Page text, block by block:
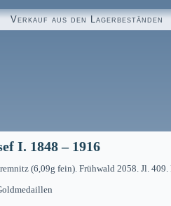
Verkauf aus den Lagerbeständen
I. 1848 – 1916
(6,09g fein). Frühwald 2058. Jl. 409.